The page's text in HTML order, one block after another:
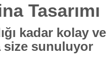
Tasarımı
kadar kolay ve
sunuluyor